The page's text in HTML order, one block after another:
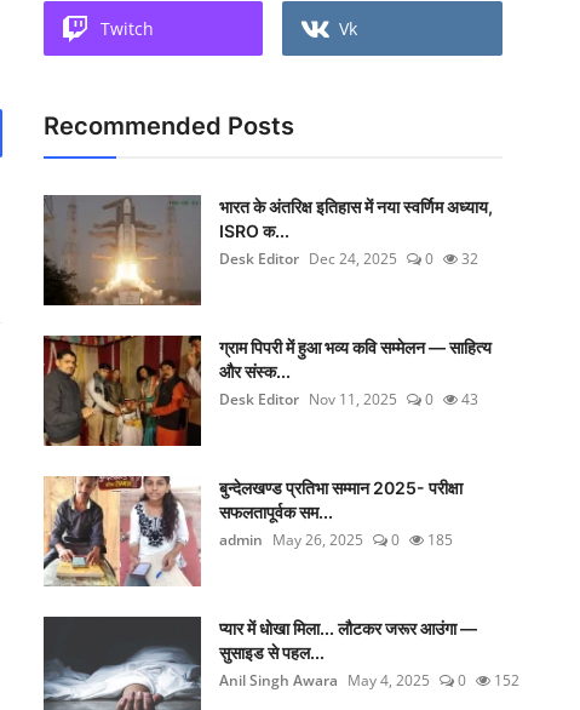
Twitch Vk
Recommended Posts
भारत के अंतरिक्ष इतिहास में नया स्वर्णिम अध्याय,
ISRO क...
Desk Editor Dec 24, 2025 0 32
ग्राम पिपरी में हुआ भव्य कवि सम्मेलन — साहित्य
और संस्क...
Desk Editor Nov 11, 2025 0 43
बुन्देलखण्ड प्रतिभा सम्मान 2025- परीक्षा
सफलतापूर्वक सम...
admin May 26, 2025 0 185
प्यार में धोखा मिला... लौटकर जरूर आउंगा —
सुसाइड से पहल...
Anil Singh Awara May 4, 2025 0 152